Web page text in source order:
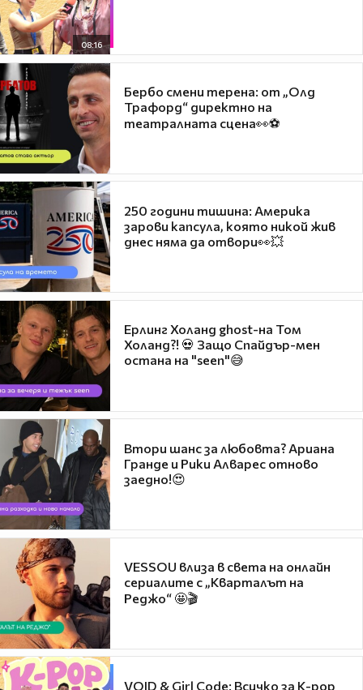
08:16
Бербо смени терена: от „Олд
Трафорд“ директно на
театралната сцена👀⚽
250 години тишина: Америка
зарови капсула, която никой жив
днес няма да отвори👀💥
Ерлинг Холанд ghost-на Том
Холанд?! 💀 Защо Спайдър-мен
остана на "seen"😅
Втори шанс за любовта? Ариана
Гранде и Рики Алварес отново
заедно!😍
VESSOU влиза в света на онлайн
сериалите с „Кварталът на
Реджо“ 🤩🎬
VOID & Girl Code: Всичко за K-pop